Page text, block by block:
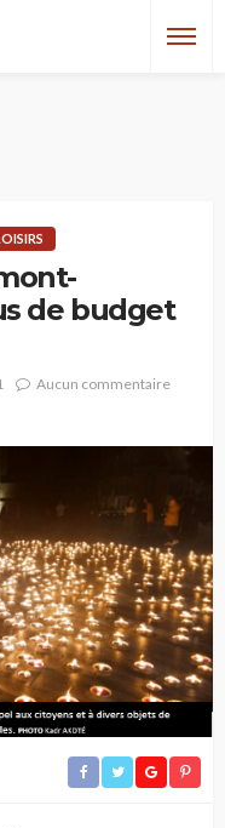
de budget
Aucun commentaire